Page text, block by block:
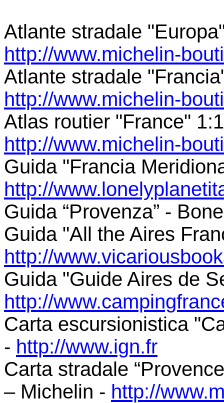
Atlante stradale
http://www.michelin-
Atlante stradale
http://www.michelin-
Atlas routier "France"
http://www.michelin-
Guida "Francia
http://
Guida “Provenza” -
Guida "All the Aires
http://
Guida "Guide Aires de
http://
Carta escursionistica
- http://www.ign.fr
Carta stradale
– Michelin - http://